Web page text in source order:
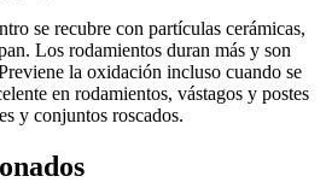
se recubre con partículas cerámicas,
Los rodamientos duran más y son
la oxidación incluso cuando se
en rodamientos, vástagos y postes
y conjuntos roscados.